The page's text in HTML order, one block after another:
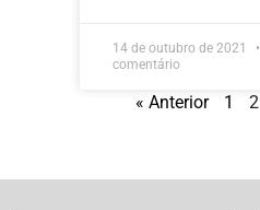
14 de outubro de 2021
comentário
« Anterior 1 2